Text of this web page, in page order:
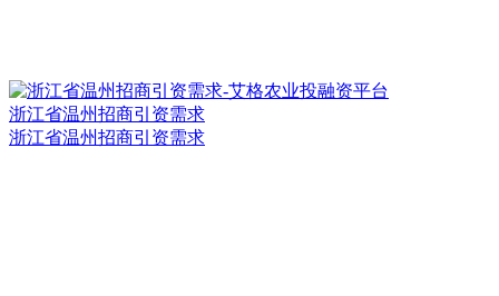
浙江省温州招商引资需求
浙江省温州招商引资需求